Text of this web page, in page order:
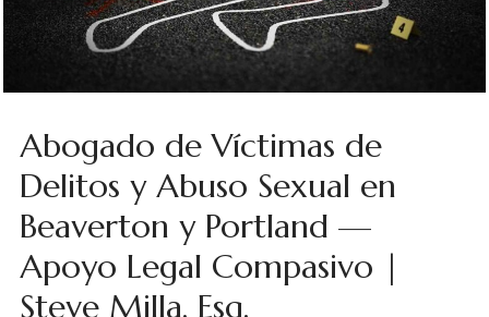
Abogado de Víctimas de
Delitos y Abuso Sexual en
Beaverton y Portland —
Apoyo Legal Compasivo |
Steve Milla, Esq.